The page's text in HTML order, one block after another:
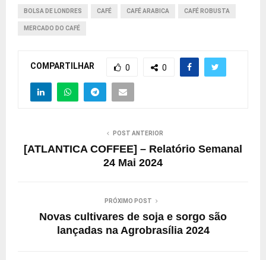
BOLSA DE LONDRES CAFÉ CAFÉ ARABICA CAFÉ ROBUSTA
MERCADO DO CAFÉ
COMPARTILHAR 0 0
POST ANTERIOR
[ATLANTICA COFFEE] – Relatório Semanal
24 Mai 2024
PRÓXIMO POST
Novas cultivares de soja e sorgo são
lançadas na Agrobrasília 2024